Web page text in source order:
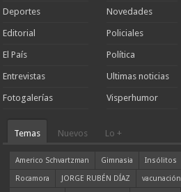
Deportes
Editorial
El País
Entrevistas
Fotogalerías
Novedades
Policiales
Política
Ultimas noticias
Visperhumor
Temas Nuevos Lo +
Americo Schvartzman Gimnasia Insólitos
Rocamora
JORGE RUBÉN DÍAZ vacunación